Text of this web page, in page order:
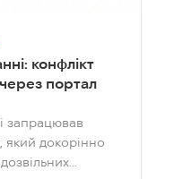
конфлікт
портал
запрацював
який докорінно